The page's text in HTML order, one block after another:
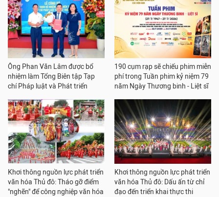
Ông Phan Văn Lâm được bổ
nhiệm làm Tổng Biên tập Tạp
chí Pháp luật và Phát triển
190 cụm rạp sẽ chiếu phim miễn
phí trong Tuần phim kỷ niệm 79
năm Ngày Thương binh - Liệt sĩ
Khơi thông nguồn lực phát triển
văn hóa Thủ đô: Tháo gỡ điểm
"nghẽn" để công nghiệp văn hóa
Khơi thông nguồn lực phát triển
văn hóa Thủ đô: Dấu ấn từ chỉ
đạo đến triển khai thực thi